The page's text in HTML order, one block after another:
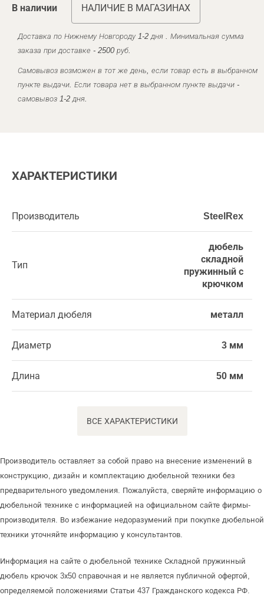
В наличии НАЛИЧИЕ В МАГАЗИНАХ
Доставка по Нижнему Новгороду 1-2 дня . Минимальная сумма
заказа при доставке - 2500 руб.
Самовывоз возможен в тот же день, если товар есть в выбранном
пункте выдачи. Если товара нет в выбранном пункте выдачи -
самовывоз 1-2 дня.
ХАРАКТЕРИСТИКИ
Производитель SteelRex
Тип
дюбель
складной
пружинный с
крючком
Материал дюбеля металл
Диаметр 3 мм
Длина 50 мм
ВСЕ ХАРАКТЕРИСТИКИ
Производитель оставляет за собой право на внесение изменений в
конструкцию, дизайн и комплектацию дюбельной техники без
предварительного уведомления. Пожалуйста, сверяйте информацию о
дюбельной технике с информацией на официальном сайте фирмы-
производителя. Во избежание недоразумений при покупке дюбельной
техники уточняйте информацию у консультантов.
Информация на сайте о дюбельной технике Складной пружинный
дюбель крючок 3х50 справочная и не является публичной офертой,
определяемой положениями Статьи 437 Гражданского кодекса РФ.